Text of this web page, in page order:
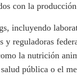
con la
incluyendo
y reguladoras
la nutrición
pública o el